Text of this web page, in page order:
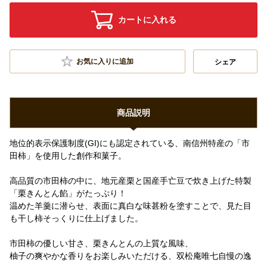
カートに入れる
お気に入りに追加 シェア
商品説明
地位的表示保護制度(GI)にも認定されている、南信州特産の「市
田柿」を使用した創作和菓子。
高品質の市田柿の中に、地元産栗と国産手亡豆で炊き上げた特製
「栗きんとん餡」がたっぷり！
温めた羊羹に潜らせ、表面に真白な味甚粉を塗すことで、見た目
も干し柿そっくりに仕上げました。
市田柿の優しい甘さ、栗きんとんの上質な風味、
柚子の爽やかな香りをお楽しみいただける、双松庵唯七自慢の逸